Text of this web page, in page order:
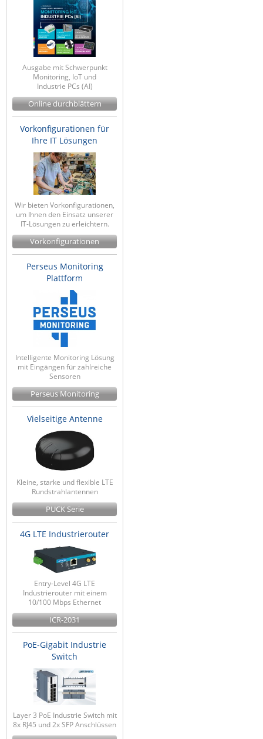
News zu unseren Herstellern
Ausgabe mit Schwerpunkt
Monitoring, IoT und
Industrie PCs (AI)
Online durchblättern
Vorkonfigurationen für
Ihre IT Lösungen
Wir bieten Vorkonfigurationen,
um Ihnen den Einsatz unserer
IT-Lösungen zu erleichtern.
Vorkonfigurationen
Perseus Monitoring
Plattform
Intelligente Monitoring Lösung
mit Eingängen für zahlreiche
Sensoren
Perseus Monitoring
Vielseitige Antenne
Kleine, starke und flexible LTE
Rundstrahlantennen
PUCK Serie
4G LTE Industrierouter
Entry-Level 4G LTE
Industrierouter mit einem
10/100 Mbps Ethernet
ICR-2031
PoE-Gigabit Industrie
Switch
Layer 3 PoE Industrie Switch mit
8x RJ45 und 2x SFP Anschlüssen